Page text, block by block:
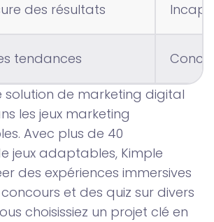
des résultats
tendances
solution de marketing digital
les jeux marketing
Avec plus de 40
jeux adaptables, Kimple
des expériences immersives
et des quiz sur divers
choisissiez un projet clé en